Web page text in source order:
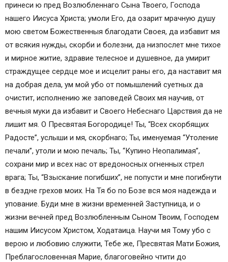
принеси ю пред Возлюбленнаго Сына Твоего, Господа
нашего Иисуса Христа; умоли Его, да озарит мрачную душу
мою светом Божественныя благодати Своея, да избавит мя
от всякия нужды, скорби и болезни, да низпослет мне тихое
и мирное житие, здравие телесное и душевное, да умирит
страждущее сердце мое и исцелит раны его, да наставит мя
на добрая дела, ум мой убо от помышлений суетных да
очистит, исполнению же заповедей Своих мя научив, от
вечныя муки да избавит и Своего Небеснаго Царствия да не
лишит мя. О Пресвятая Богородице! Ты, “Всех скорбящих
Радосте”, услыши и мя, скорбнаго; Ты, именуемая “Утоление
печали”, утоли и мою печаль; Ты, “Купино Неопалимая”,
сохрани мир и всех нас от вредоносных огненных стрел
врага; Ты, “Взыскание погибших”, не попусти и мне погибнути
в бездне грехов моих. На Тя бо по Бозе вся моя надежда и
упование. Буди мне в жизни временней Заступница, и о
жизни вечней пред Возлюбленным Сыном Твоим, Господем
нашим Иисусом Христом, Ходатаица. Научи мя Тому убо с
верою и любовию служити, Тебе же, Пресвятая Мати Божия,
Преблагословенная Марие, благоговейно чтити до